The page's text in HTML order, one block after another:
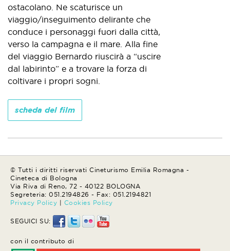
ostacolano. Ne scaturisce un
viaggio/inseguimento delirante che
conduce i personaggi fuori dalla città,
verso la campagna e il mare. Alla fine
del viaggio Bernardo riuscirà a “uscire
dal labirinto” e a trovare la forza di
coltivare i propri sogni.
scheda del film
© Tutti i diritti riservati Cineturismo Emilia Romagna -
Cineteca di Bologna
Via Riva di Reno, 72 - 40122 BOLOGNA
Segreteria: 051.2194826 - Fax: 051.2194821
Privacy Policy | Cookies Policy
SEGUICI SU:
con il contributo di